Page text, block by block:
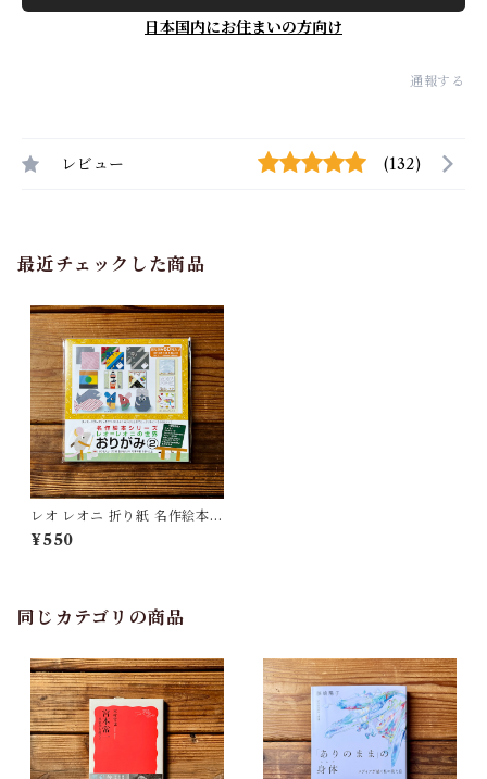
日本国内にお住まいの方向け
通報する
レビュー (132)
最近チェックした商品
レオ レオニ 折り紙 名作絵本お
りがみ
¥550
同じカテゴリの商品